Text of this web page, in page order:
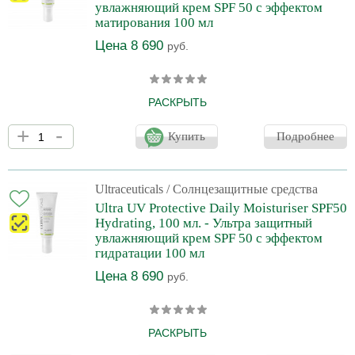
увлажняющий крем SPF 50 с эффектом
матирования 100 мл
Цена 8 690 руб.
РАСКРЫТЬ
Ежедневно защищайте свою кожу с помощью очень высокой
защиты от солнца широкого спектра действия в сочетании с
повышенным увлажнением. В составе богатый комплекс
гиалуронат натрия, пантенол и ниацинамид, которые
поддерживают липидный барьер кожи. Диоксид кремния
поглощения избытки кожного сала. Эти «микросферы»
рассеивают свет и помогают смягчить появление мелких
морщин и выровнять
+ - Купить Подробнее
Ultraceuticals / Солнцезащитные средства
Ultra UV Protective Daily Moisturiser SPF50
Hydrating, 100 мл. - Ультра защитный
увлажняющий крем SPF 50 с эффектом
гидратации 100 мл
Цена 8 690 руб.
РАСКРЫТЬ